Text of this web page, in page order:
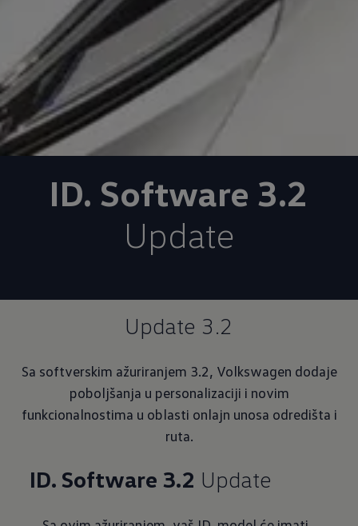
ID. Software 3.2
Update
Update 3.2
Sa softverskim ažuriranjem 3.2, Volkswagen dodaje
poboljšanja u personalizaciji i novim
funkcionalnostima u oblasti onlajn unosa odredišta i
ruta.
ID. Software 3.2 Update